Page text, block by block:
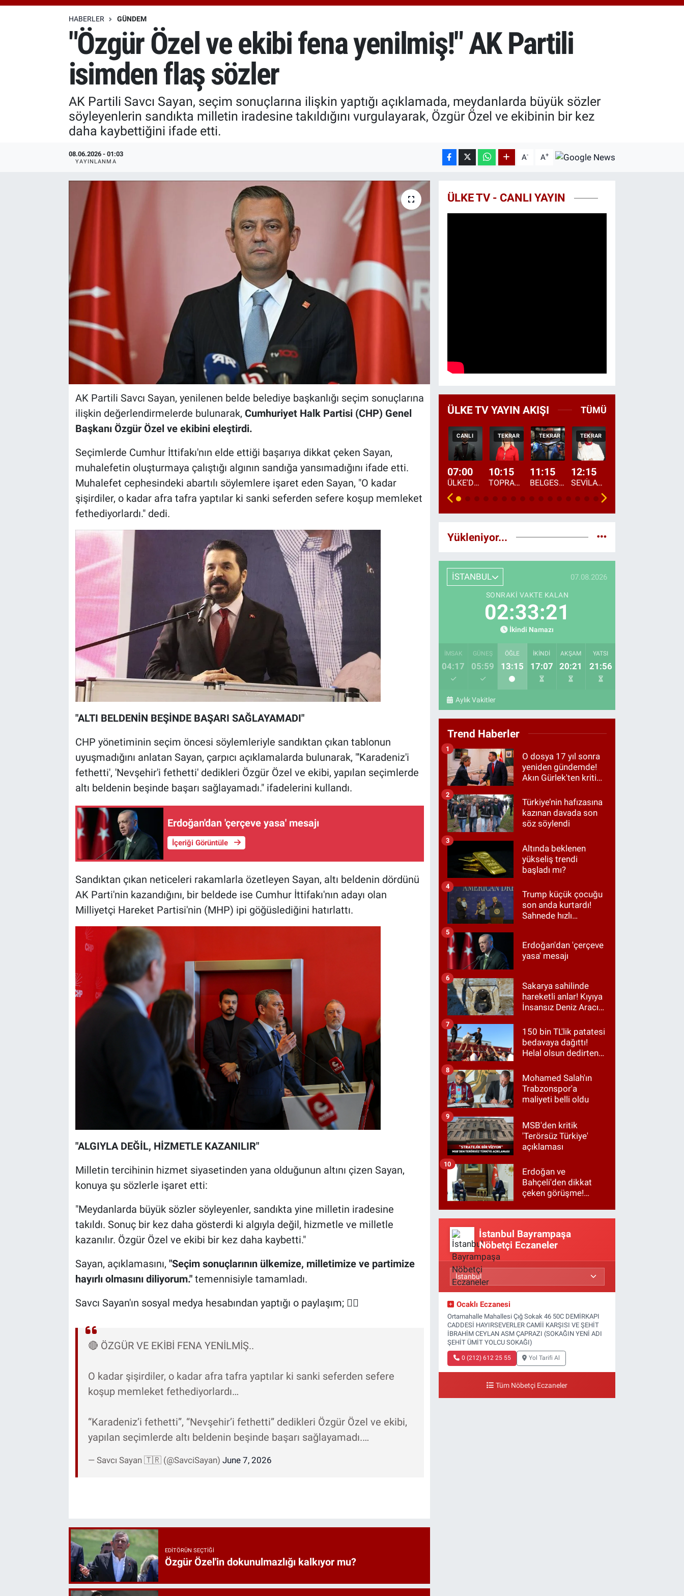
BITCOIN
64.643,95
%0.16
HABERLER GÜNDEM
"Özgür Özel ve ekibi fena yenilmiş!" AK Partili
isimden flaş sözler
AK Partili Savcı Sayan, seçim sonuçlarına ilişkin yaptığı açıklamada, meydanlarda büyük sözler
söyleyenlerin sandıkta milletin iradesine takıldığını vurgulayarak, Özgür Özel ve ekibinin bir kez
daha kaybettiğini ifade etti.
08.06.2026 - 01:03
YAYINLANMA A- A+
AK Partili Savcı Sayan, yenilenen belde belediye başkanlığı seçim sonuçlarına
ilişkin değerlendirmelerde bulunarak, Cumhuriyet Halk Partisi (CHP) Genel
Başkanı Özgür Özel ve ekibini eleştirdi.
Seçimlerde Cumhur İttifakı'nın elde ettiği başarıya dikkat çeken Sayan,
muhalefetin oluşturmaya çalıştığı algının sandığa yansımadığını ifade etti.
Muhalefet cephesindeki abartılı söylemlere işaret eden Sayan, "O kadar
şişirdiler, o kadar afra tafra yaptılar ki sanki seferden sefere koşup memleket
fethediyorlardı." dedi.
"ALTI BELDENİN BEŞİNDE BAŞARI SAĞLAYAMADI"
CHP yönetiminin seçim öncesi söylemleriyle sandıktan çıkan tablonun
uyuşmadığını anlatan Sayan, çarpıcı açıklamalarda bulunarak, "'Karadeniz'i
fethetti', 'Nevşehir'i fethetti' dedikleri Özgür Özel ve ekibi, yapılan seçimlerde
altı beldenin beşinde başarı sağlayamadı." ifadelerini kullandı.
Erdoğan'dan 'çerçeve yasa' mesajı
İçeriği Görüntüle
Sandıktan çıkan neticeleri rakamlarla özetleyen Sayan, altı beldenin dördünü
AK Parti'nin kazandığını, bir beldede ise Cumhur İttifakı'nın adayı olan
Milliyetçi Hareket Partisi'nin (MHP) ipi göğüslediğini hatırlattı.
"ALGIYLA DEĞİL, HİZMETLE KAZANILIR"
Milletin tercihinin hizmet siyasetinden yana olduğunun altını çizen Sayan,
konuya şu sözlerle işaret etti:
"Meydanlarda büyük sözler söyleyenler, sandıkta yine milletin iradesine
takıldı. Sonuç bir kez daha gösterdi ki algıyla değil, hizmetle ve milletle
kazanılır. Özgür Özel ve ekibi bir kez daha kaybetti."
Sayan, açıklamasını, "Seçim sonuçlarının ülkemize, milletimize ve partimize
hayırlı olmasını diliyorum."temennisiyle tamamladı.
Savcı Sayan'ın sosyal medya hesabından yaptığı o paylaşım; 👇🏻
🔴 ÖZGÜR VE EKİBİ FENA YENİLMİŞ..
O kadar şişirdiler, o kadar afra tafra yaptılar ki sanki seferden sefere
koşup memleket fethediyorlardı…
“Karadeniz’i fethetti”, “Nevşehir’i fethetti” dedikleri Özgür Özel ve ekibi,
yapılan seçimlerde altı beldenin beşinde başarı sağlayamadı.…
— Savcı Sayan 🇹🇷 (@SavciSayan) June 7, 2026
EDITÖRÜN SEÇTIĞI
Özgür Özel'in dokunulmazlığı kalkıyor mu?
ÜLKE TV - CANLI YAYIN
ÜLKE TV YAYIN AKIŞI TÜMÜ
CANLI
07:00
ÜLKE'DE BU SABAH
TEKRAR
10:15
TOPRAKTAN SOFRAYA
TEKRAR
11:15
BELGESEL: "ÜLKE'NİN ALIN TERİ"
TEKRAR
12:15
SEVİLAY SUNGUR İLE ELİMİN BEREKETİ
Yükleniyor...
İSTANBUL 07.08.2026
SONRAKI VAKTE KALAN
02:33:19
İkindi Namazı
İMSAK
04:17
GÜNEŞ
05:59
ÖĞLE
13:15
İKINDI
17:07
AKŞAM
20:21
YATSI
21:56
Aylık Vakitler
Trend Haberler
O dosya 17 yıl sonra
yeniden gündemde!
Akın Gürlek'ten kritik
1
Türkiye’nin hafızasına
kazınan davada son
söz söylendi
2
Altında beklenen
yükseliş trendi
başladı mı?
3
Trump küçük çocuğu
son anda kurtardı!
Sahnede hızlı
4
Erdoğan'dan 'çerçeve
yasa' mesajı
5
Sakarya sahilinde
hareketli anlar! Kıyıya
İnsansız Deniz Aracı
6
150 bin TL'lik patatesi
bedavaya dağıttı!
Helal olsun dedirten
7
Mohamed Salah'ın
Trabzonspor'a
maliyeti belli oldu
8
MSB'den kritik
'Terörsüz Türkiye'
açıklaması
9
Erdoğan ve
Bahçeli'den dikkat
çeken görüşme!
10
İstanbul Bayrampaşa
Nöbetçi Eczaneler
Ocaklı Eczanesi
Ortamahalle Mahallesi Çığ Sokak 46 50C DEMİRKAPI
CADDESİ HAYIRSEVERLER CAMİİ KARŞISI VE ŞEHİT
İBRAHİM CEYLAN ASM ÇAPRAZI (SOKAĞIN YENİ ADI
ŞEHİT ÜMİT YOLCU SOKAĞI)
0 (212) 612 25 55 Yol Tarifi Al
Tüm Nöbetçi Eczaneler
Özel Haberler
Özel Haberler
Erişim Bilgileri
Haber Arşivi